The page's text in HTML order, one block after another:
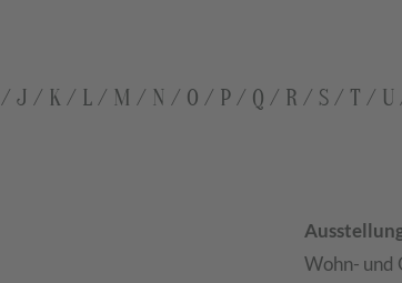
/ J / K / L / M / N / O / P / Q / R / S / T / U
Wohn- und